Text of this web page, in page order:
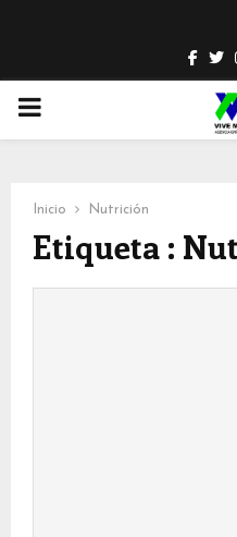
PRIMARY
Inicio Nutrición
Etiqueta :